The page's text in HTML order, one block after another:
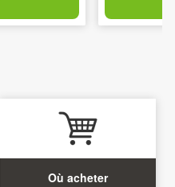
Où acheter